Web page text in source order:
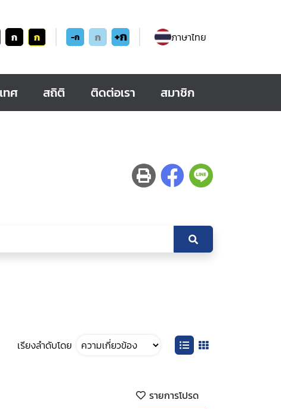
ก ก -ก ก +ก ภาษาไทย
ทศ สถิติ ติดต่อเรา สมาชิก
เรียงลำดับโดย
รายการโปรด